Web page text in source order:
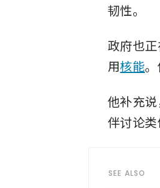
韧性。
政府也
用核能
他补充
伴讨论类
SEE ALSO